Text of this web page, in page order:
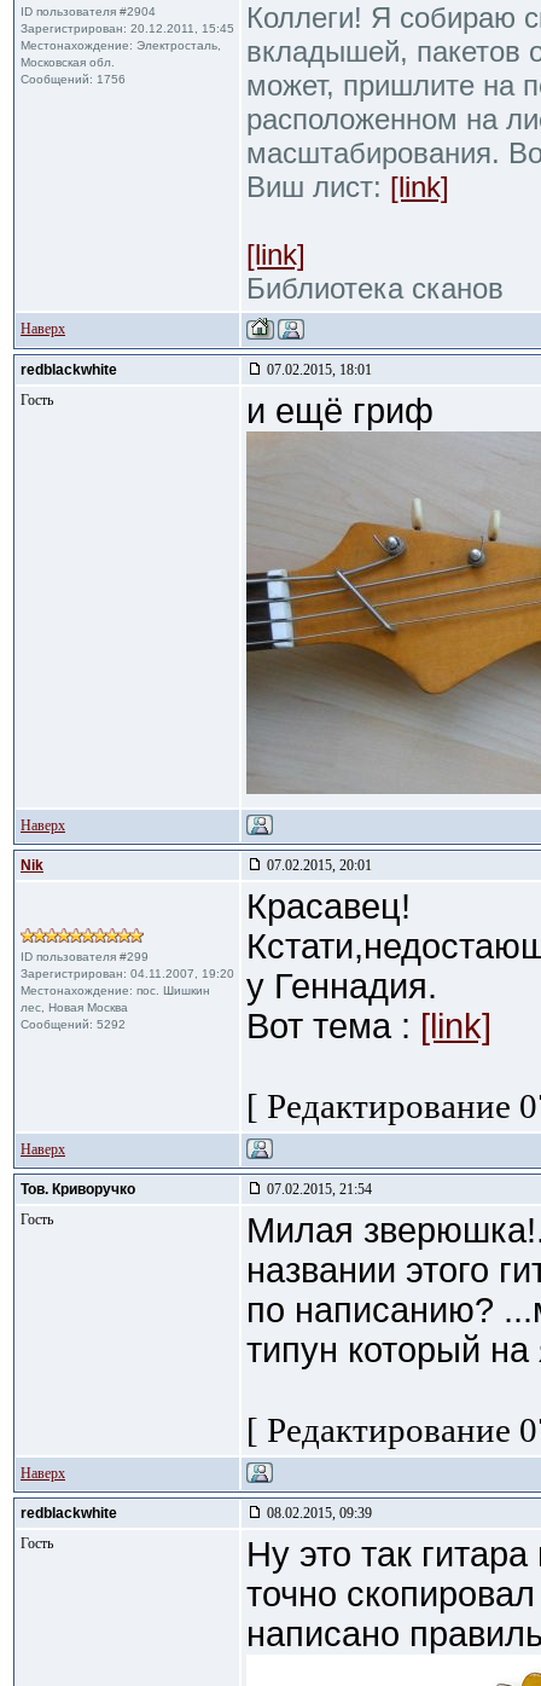
ID пользователя #2904
Зарегистрирован: 20.12.2011, 15:45
Местонахождение: Электросталь,
Московская обл.
Сообщений: 1756
Коллеги! Я собираю
вкладышей, пакетов
может, пришлите на
расположенном на
масштабирования.
Виш лист: [link]
[link]
Библиотека сканов
Наверх
redblackwhite
07.02.2015, 18:01
Гость
и ещё гриф
Наверх
Nik 07.02.2015, 20:01
ID пользователя #299
Зарегистрирован: 04.11.2007, 19:20
Местонахождение: пос. Шишкин
лес, Новая Москва
Сообщений: 5292
Красавец!
у Геннадия.
Вот тема : [link]
[ Редактирование
Наверх
Тов. Криворучко
07.02.2015, 21:54
Гость
Милая
названии этого
по написанию?
типун который
[ Редактирование
Наверх
redblackwhite
08.02.2015, 09:39
Гость
Ну это так
точно
написано